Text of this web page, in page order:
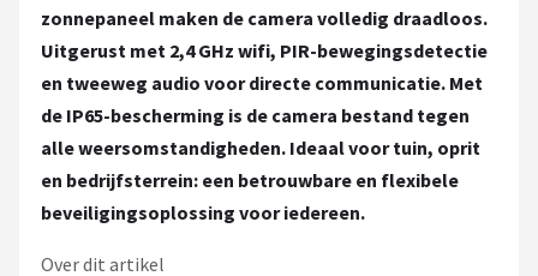
zonnepaneel maken de camera volledig draadloos.
Uitgerust met 2,4 GHz wifi, PIR-bewegingsdetectie
en tweeweg audio voor directe communicatie. Met
de IP65-bescherming is de camera bestand tegen
alle weersomstandigheden. Ideaal voor tuin, oprit
en bedrijfsterrein: een betrouwbare en flexibele
beveiligingsoplossing voor iedereen.
Over dit artikel